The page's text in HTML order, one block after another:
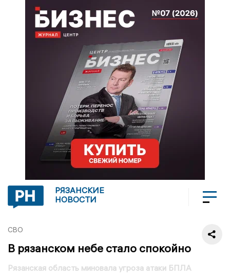
РЯЗАНСКИЕ
НОВОСТИ
СВО
В рязанском небе стало спокойно
Рязанская область миновала угроза атаки БПЛА